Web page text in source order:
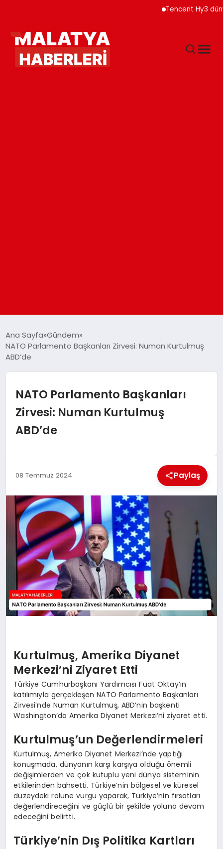
Tencent Hy3 dünya
GÜNDEM
DÜNYA
EĞITIM
MAGAZIN
SAĞLIK
SIYASET
SPOR
TEKNOLOJI
Ana Sayfa Gündem
NATO Parlamento Başkanları Zirvesi: Numan Kurtulmuş
ABD’de
NATO Parlamento Başkanları
Zirvesi: Numan Kurtulmuş
ABD’de
08 Temmuz 2024 Paylaş
Kurtulmuş, Amerika Diyanet
Merkezi’ni Ziyaret Etti
Türkiye Cumhurbaşkanı Yardımcısı Fuat Oktay’ın
katılımıyla gerçekleşen NATO Parlamento Başkanları
Zirvesi’nde Numan Kurtulmuş, ABD’nin başkenti
Washington’da Amerika Diyanet Merkezi’ni ziyaret etti.
Kurtulmuş’un Değerlendirmeleri
Kurtulmuş, Amerika Diyanet Merkezi’nde yaptığı
konuşmada, dünyanın karşı karşıya olduğu önemli
değişimlerden ve çok kutuplu yeni dünya sisteminin
etkilerinden bahsetti. Türkiye’nin bölgesel ve küresel
düzeydeki rolüne vurgu yaparak, Türkiye’nin fırsatları
değerlendireceğini ve güçlü bir şekilde yoluna devam
edeceğini belirtti.
Türkiye’nin Dış Politika Kartları